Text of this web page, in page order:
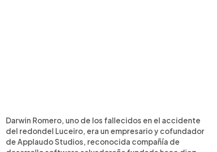
Darwin Romero, uno de los fallecidos en el accidente
del redondel Luceiro, era un empresario y cofundador
de Applaudo Studios, reconocida compañía de